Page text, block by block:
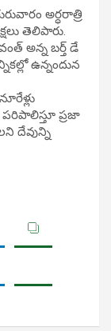
అర్ధరాత్రి
తెలిపారు.
అన్న బర్త్ డే
ఉన్నందున
ప్రజా
దేవున్ని